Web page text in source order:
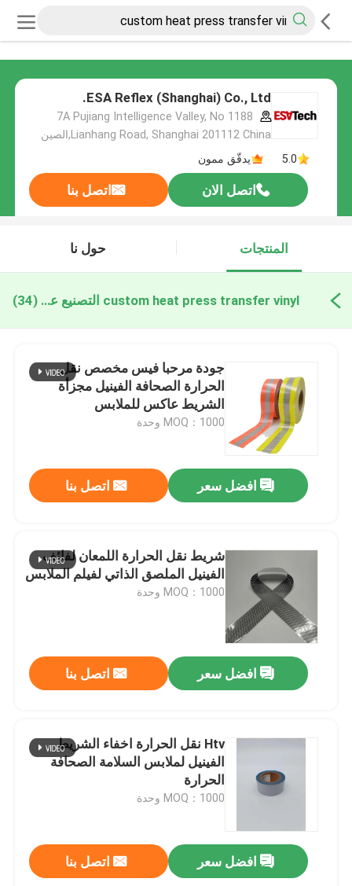
ESA Reflex (Shanghai) Co., Ltd.
7A Pujiang Intelligence Valley, No 1188
Lianhang Road, Shanghai 201112 China,الصين
5.0
يدقّق ممون
اتصل الان اتصل بنا
المنتجات حول نا
custom heat press transfer vinyl التصنيع عبر الإنترنت (34)
جودة مرحبا فيس مخصص نقل
الحرارة الصحافة الفينيل مجزأة
الشريط عاكس للملابس
MOQ：1000 وحدة
افضل سعر اتصل بنا
شريط نقل الحرارة اللمعان لفائف
الفينيل الملصق الذاتي لفيلم الملابس
MOQ：1000 وحدة
افضل سعر اتصل بنا
Htv نقل الحرارة اخفاء الشريط
الفينيل لملابس السلامة الصحافة
الحرارة
MOQ：1000 وحدة
افضل سعر اتصل بنا